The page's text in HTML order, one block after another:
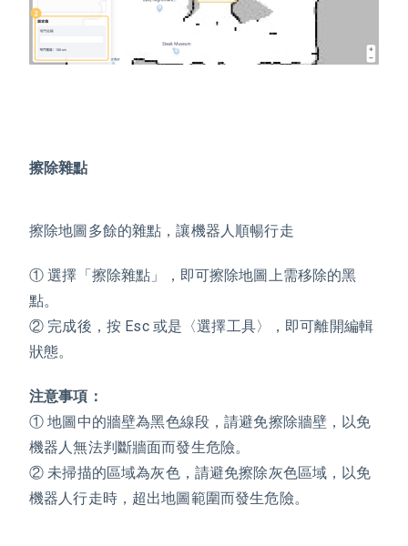
擦除雜點
擦除地圖多餘的雜點，讓機器人順暢行走
① 選擇「擦除雜點」，即可擦除地圖上需移除的黑
點。
② 完成後，按 Esc 或是〈選擇工具〉，即可離開編輯
狀態。
注意事項：
① 地圖中的牆壁為黑色線段，請避免擦除牆壁，以免
機器人無法判斷牆面而發生危險。
② 未掃描的區域為灰色，請避免擦除灰色區域，以免
機器人行走時，超出地圖範圍而發生危險。